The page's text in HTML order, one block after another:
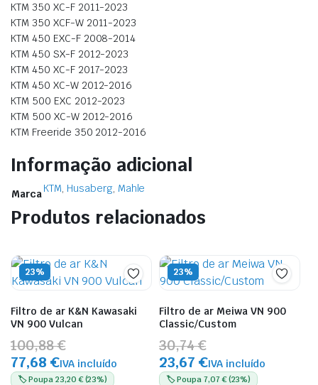
KTM 350 XC-F 2011-2023
KTM 350 XCF-W 2011-2023
KTM 450 EXC-F 2008-2014
KTM 450 SX-F 2012-2023
KTM 450 XC-F 2017-2023
KTM 450 XC-W 2012-2016
KTM 500 EXC 2012-2023
KTM 500 XC-W 2012-2016
KTM Freeride 350 2012-2016
Informação adicional
MarcaKTM Husaberg, Mahle
Produtos relacionados
23%
Filtro de ar K&N Kawasaki
VN 900 Vulcan
100,88 €
77,68 €IVA incluído
🏷️ Poupa 23,20 € (23%)
23%
Filtro de ar Meiwa VN 900
Classic/Custom
30,74 €
23,67 €IVA incluído
🏷️ Poupa 7,07 € (23%)